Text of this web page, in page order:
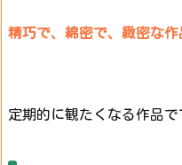
精巧で、綿密で、緻密な
定期的に観たくなる作品で